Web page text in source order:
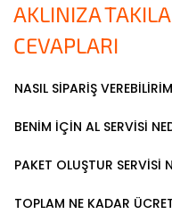
AKLINIZA
CEVAPLARI
NASIL SİPARİŞ
BENİM İÇİN AL SERVİSİ
PAKET OLUŞTUR SERVİSİ
TOPLAM NE KADAR